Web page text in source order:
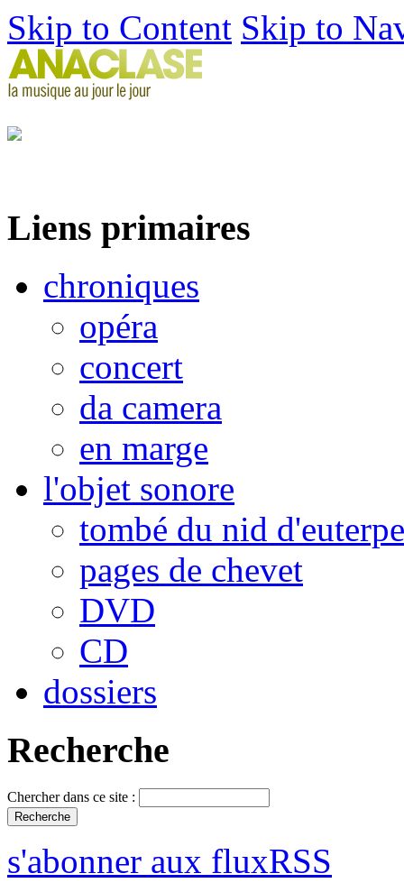
Skip to Content Skip to
Liens primaires
chroniques
opéra
concert
da camera
en marge
l'objet sonore
tombé du nid d'euterpe
pages de chevet
DVD
CD
dossiers
Recherche
Chercher dans ce site :
s'abonner aux fluxRSS